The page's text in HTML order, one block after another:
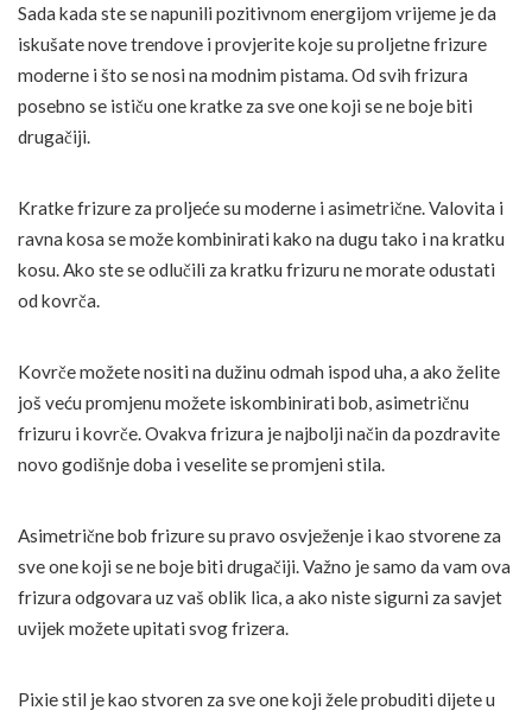
Sada kada ste se napunili pozitivnom energijom vrijeme je da
iskušate nove trendove i provjerite koje su proljetne frizure
moderne i što se nosi na modnim pistama. Od svih frizura
posebno se ističu one kratke za sve one koji se ne boje biti
drugačiji.
Kratke frizure za proljeće su moderne i asimetrične. Valovita i
ravna kosa se može kombinirati kako na dugu tako i na kratku
kosu. Ako ste se odlučili za kratku frizuru ne morate odustati
od kovrča.
Kovrče možete nositi na dužinu odmah ispod uha, a ako želite
još veću promjenu možete iskombinirati bob, asimetričnu
frizuru i kovrče. Ovakva frizura je najbolji način da pozdravite
novo godišnje doba i veselite se promjeni stila.
Asimetrične bob frizure su pravo osvježenje i kao stvorene za
sve one koji se ne boje biti drugačiji. Važno je samo da vam ova
frizura odgovara uz vaš oblik lica, a ako niste sigurni za savjet
uvijek možete upitati svog frizera.
Pixie stil je kao stvoren za sve one koji žele probuditi dijete u